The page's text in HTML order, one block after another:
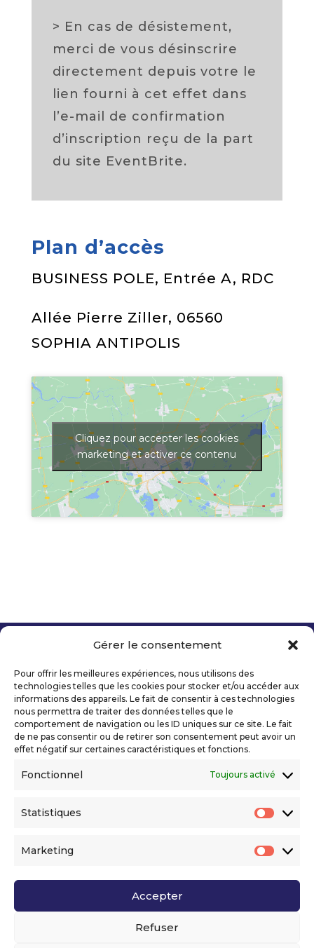
Gérer le consentement
Pour offrir les meilleures expériences, nous utilisons des
technologies telles que les cookies pour stocker et/ou accéder aux
informations des appareils. Le fait de consentir à ces technologies
nous permettra de traiter des données telles que le
comportement de navigation ou les ID uniques sur ce site. Le fait
de ne pas consentir ou de retirer son consentement peut avoir un
effet négatif sur certaines caractéristiques et fonctions.
Fonctionnel Toujours activé
Statistiques
Marketing
Accepter
Refuser
> En cas de désistement,
merci de vous désinscrire
directement depuis votre le
lien fourni à cet effet dans
l’e-mail de confirmation
d’inscription reçu de la part
du site EventBrite.
Plan d’accès
BUSINESS POLE, Entrée A, RDC
Allée Pierre Ziller, 06560
SOPHIA ANTIPOLIS
Cliquez pour accepter les cookies
marketing et activer ce contenu
Mentions légales
Politique de confidentialité
Déclaration d’accessibilité numérique
Ils nous soutiennent
Voir l’ensemble de nos partenaires